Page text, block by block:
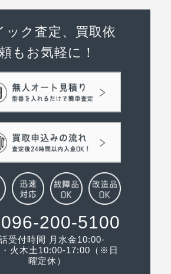
ック査定、買取依
もお気軽に！
096-200-5100
受付時間 月水金10:00-
火木土10:00-17:00（※日
曜定休）